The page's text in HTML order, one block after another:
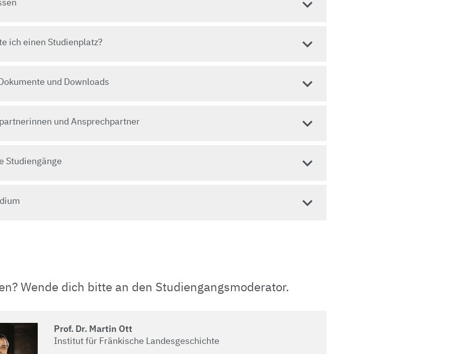
ich einen Studienplatz?
und Downloads
und Ansprechpartner
Studiengänge
Wende dich bitte an den Studiengangsmoderator.
Prof. Dr. Martin Ott
Institut für Fränkische Landesgeschichte